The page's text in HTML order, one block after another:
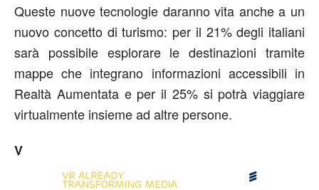
Queste nuove tecnologie daranno vita anche a un
nuovo concetto di turismo: per il 21% degli italiani
sarà possibile esplorare le destinazioni tramite
mappe che integrano informazioni accessibili in
Realtà Aumentata e per il 25% si potrà viaggiare
virtualmente insieme ad altre persone.
V